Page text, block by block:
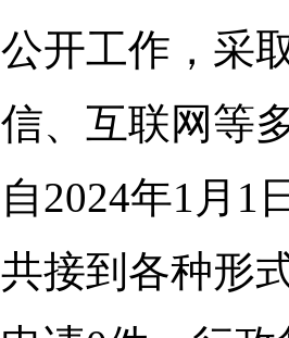
公开工作，采
信、互联网等
自2024年1 月 1
共接到各种形